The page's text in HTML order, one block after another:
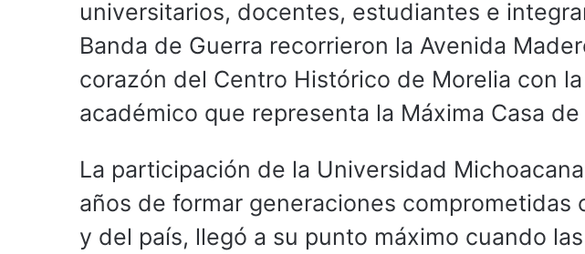
universitarios, docentes, estudiantes e
Banda de Guerra recorrieron la Avenida
corazón del Centro Histórico de Morelia con
académico que representa la Máxima Casa
La participación de la Universidad
años de formar generaciones comprometidas
y del país, llegó a su punto máximo cuando